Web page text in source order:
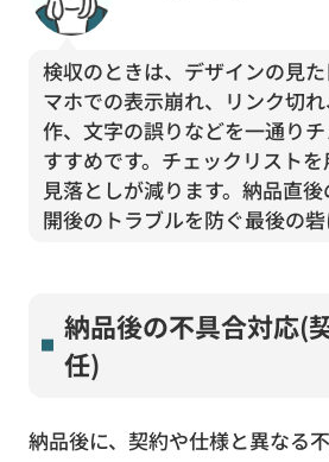
検収のときは、デザインの見
マホでの表示崩れ、リンク切
作、文字の誤りなどを一通り
すすめです。チェックリストを
見落としが減ります。納品直
開後のトラブルを防ぐ最後の砦
納品後の不具合対応(
任)
納品後に、契約や仕様と異なる